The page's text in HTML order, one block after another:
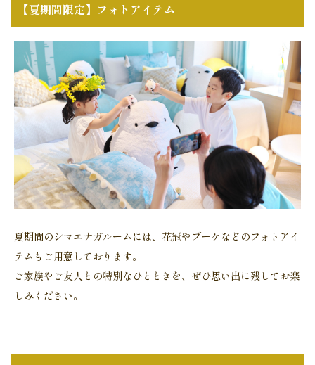
【夏期間限定】フォトアイテム
夏期間のシマエナガルームには、花冠やブーケなどのフォトアイ
テムもご用意しております。
ご家族やご友人との特別なひとときを、ぜひ思い出に残してお楽
しみください。